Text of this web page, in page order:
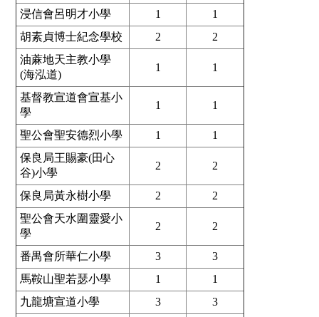
浸信會呂明才小學
1
1
胡素貞博士紀念學校
2
2
油蔴地天主教小學
(海泓道)
1 1
基督教宣道會宣基小
學
1 1
聖公會聖安德烈小學 1
1
保良局王賜豪(田心
谷)小學
2 2
保良局黃永樹小學 2
2
聖公會天水圍靈愛小
學
2 2
番禺會所華仁小學 3
3
馬鞍山聖若瑟小學
1
1
九龍塘宣道小學
3
3